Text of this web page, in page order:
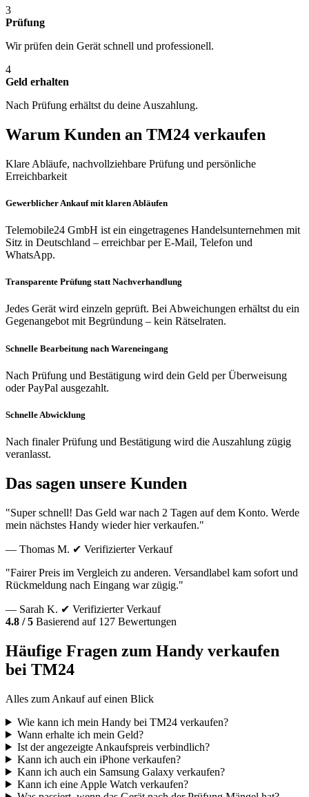
3
Prüfung
Wir prüfen dein Gerät schnell und professionell.
4
Geld erhalten
Nach Prüfung erhältst du deine Auszahlung.
Warum Kunden an TM24 verkaufen
Klare Abläufe, nachvollziehbare Prüfung und persönliche
Erreichbarkeit
Gewerblicher Ankauf mit klaren Abläufen
Telemobile24 GmbH ist ein eingetragenes Handelsunternehmen mit
Sitz in Deutschland – erreichbar per E-Mail, Telefon und
WhatsApp.
Transparente Prüfung statt Nachverhandlung
Jedes Gerät wird einzeln geprüft. Bei Abweichungen erhältst du ein
Gegenangebot mit Begründung – kein Rätselraten.
Schnelle Bearbeitung nach Wareneingang
Nach Prüfung und Bestätigung wird dein Geld per Überweisung
oder PayPal ausgezahlt.
Schnelle Abwicklung
Nach finaler Prüfung und Bestätigung wird die Auszahlung zügig
veranlasst.
Das sagen unsere Kunden
"Super schnell! Das Geld war nach 2 Tagen auf dem Konto. Werde
mein nächstes Handy wieder hier verkaufen."
— Thomas M. ✔ Verifizierter Verkauf
"Fairer Preis im Vergleich zu anderen. Versandlabel kam sofort und
Rückmeldung nach Eingang war zügig."
— Sarah K. ✔ Verifizierter Verkauf
4.8 / 5 Basierend auf 127 Bewertungen
Häufige Fragen zum Handy verkaufen
bei TM24
Alles zum Ankauf auf einen Blick
Wie kann ich mein Handy bei TM24 verkaufen?
Wann erhalte ich mein Geld?
Ist der angezeigte Ankaufspreis verbindlich?
Kann ich auch ein iPhone verkaufen?
Kann ich auch ein Samsung Galaxy verkaufen?
Kann ich eine Apple Watch verkaufen?